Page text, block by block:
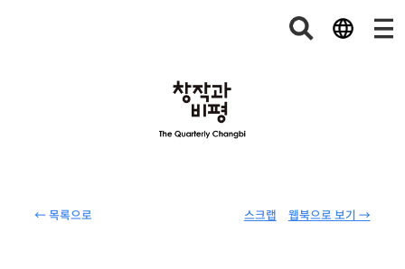
← 목록으로 웹북으로 보기 →
스크랩